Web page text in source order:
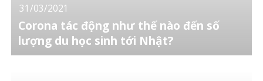
31/03/2021
Corona tác động như thế nào đến số
lượng du học sinh tới Nhật?